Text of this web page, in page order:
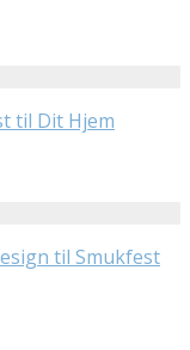
til Dit Hjem
til Smukfest